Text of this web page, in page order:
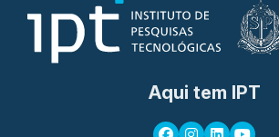
Aqui tem IPT